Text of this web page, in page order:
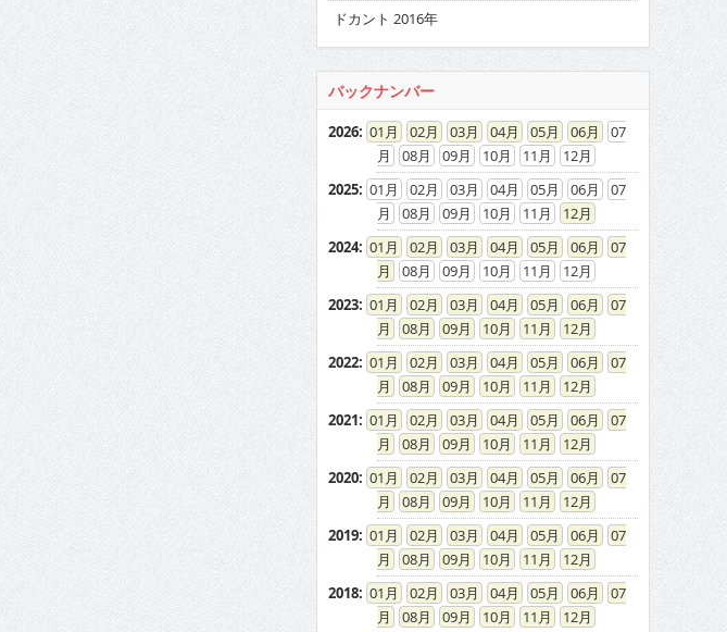
ドカント 2016年
バックナンバー
2026: 01 02 03 04 05 06
07
08
09 10 11
12
2025: 01 02 03 04 05 06
07
08
09 10 11
12
2024: 01 02 03 04 05 06
07
08
09 10 11
12
2023: 01 02 03 04 05 06
07
08
09 10 11
12
2022: 01 02 03 04 05 06
07
08
09 10 11
12
2021: 01 02 03 04 05 06
07
08
09 10 11
12
2020: 01 02 03 04 05 06
07
08
09 10 11
12
2019: 01 02 03 04 05 06
07
08
09 10 11
12
2018: 01 02 03 04 05 06
07
08
09 10 11
12